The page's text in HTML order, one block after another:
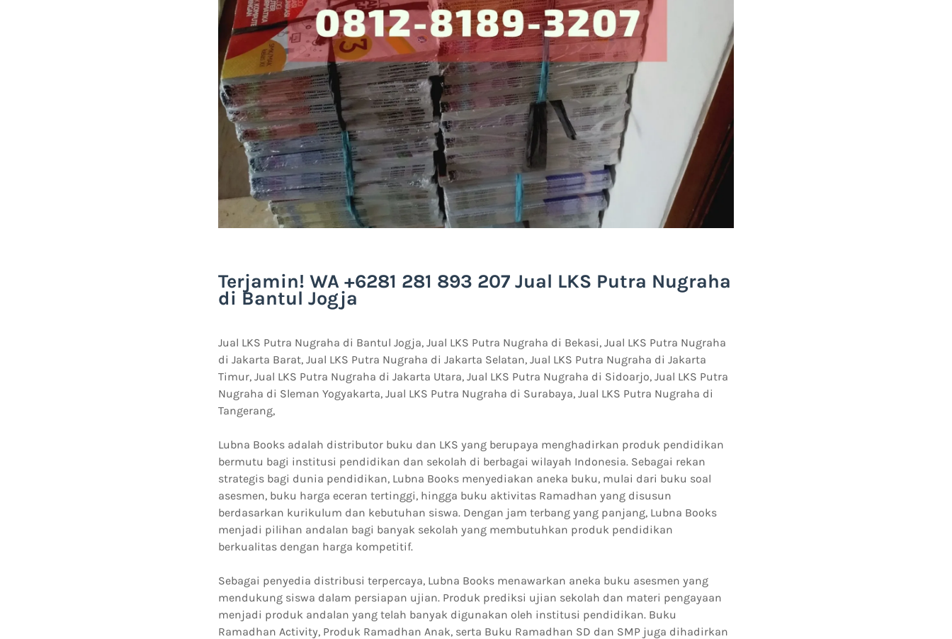
Terjamin! WA +6281 281 893 207 Jual LKS Putra Nugraha
di Bantul Jogja
Jual LKS Putra Nugraha di Bantul Jogja, Jual LKS Putra Nugraha di Bekasi, Jual LKS Putra Nugraha
di Jakarta Barat, Jual LKS Putra Nugraha di Jakarta Selatan, Jual LKS Putra Nugraha di Jakarta
Timur, Jual LKS Putra Nugraha di Jakarta Utara, Jual LKS Putra Nugraha di Sidoarjo, Jual LKS Putra
Nugraha di Sleman Yogyakarta, Jual LKS Putra Nugraha di Surabaya, Jual LKS Putra Nugraha di
Tangerang,
Lubna Books adalah distributor buku dan LKS yang berupaya menghadirkan produk pendidikan
bermutu bagi institusi pendidikan dan sekolah di berbagai wilayah Indonesia. Sebagai rekan
strategis bagi dunia pendidikan, Lubna Books menyediakan aneka buku, mulai dari buku soal
asesmen, buku harga eceran tertinggi, hingga buku aktivitas Ramadhan yang disusun
berdasarkan kurikulum dan kebutuhan siswa. Dengan jam terbang yang panjang, Lubna Books
menjadi pilihan andalan bagi banyak sekolah yang membutuhkan produk pendidikan
berkualitas dengan harga kompetitif.
Sebagai penyedia distribusi terpercaya, Lubna Books menawarkan aneka buku asesmen yang
mendukung siswa dalam persiapan ujian. Produk prediksi ujian sekolah dan materi pengayaan
menjadi produk andalan yang telah banyak digunakan oleh institusi pendidikan. Buku
Ramadhan Activity, Produk Ramadhan Anak, serta Buku Ramadhan SD dan SMP juga dihadirkan